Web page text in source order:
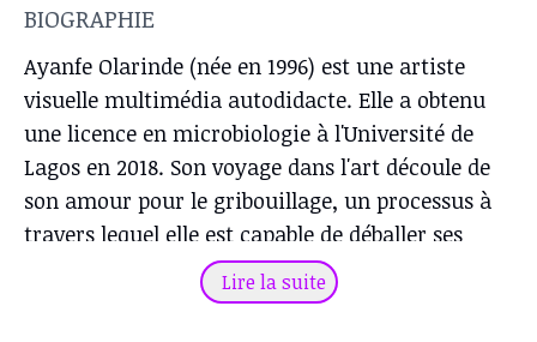
BIOGRAPHIE
Ayanfe Olarinde (née en 1996) est une artiste
visuelle multimédia autodidacte. Elle a obtenu
une licence en microbiologie à l'Université de
Lagos en 2018. Son voyage dans l'art découle de
son amour pour le gribouillage, un processus à
travers lequel elle est capable de déballer ses
émotions de manière ludique et intrigante, tout
en parlant de questions plus larges sur
Lire la suite